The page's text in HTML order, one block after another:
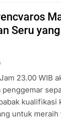
Seru
23.00 WIB
kualifikasi
untuk meraih